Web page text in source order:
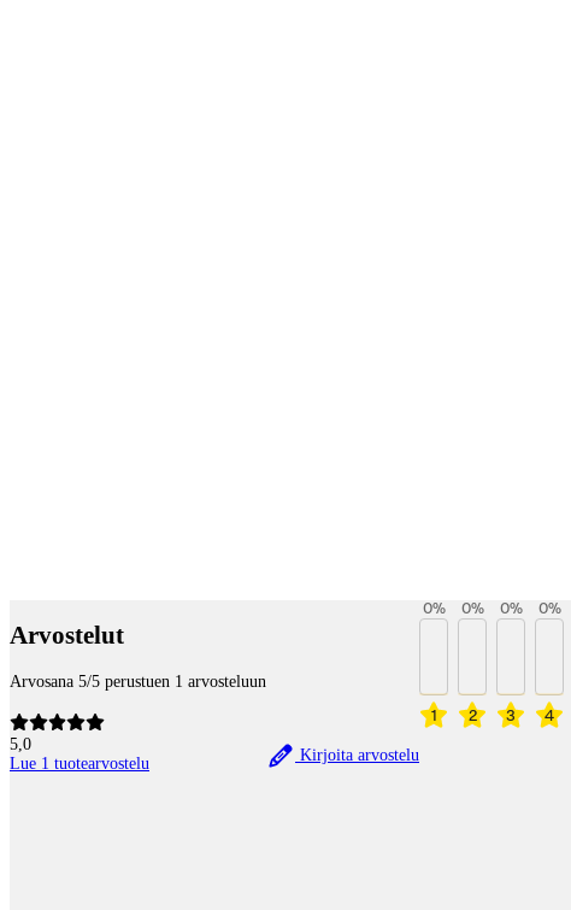
Arvostelut
Arvosana 5/5 perustuen 1 arvosteluun
5,0
Lue 1 tuotearvostelu
Kirjoita arvostelu
1
0%
2
0%
3
0%
4
0%